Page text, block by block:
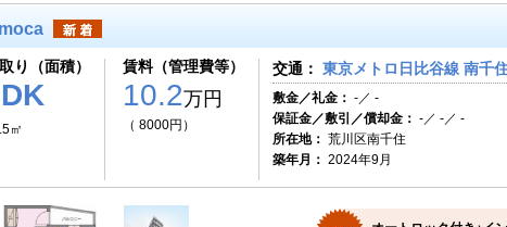
り（面積）
㎡
賃料（管理費等）
10.2万円
（ 8000円）
交通： 東京メトロ日比谷線 南千
敷金／礼金： -／ -
保証金／敷引／償却金： -／ -／ -
所在地： 荒川区南千住
築年月： 2024年9月